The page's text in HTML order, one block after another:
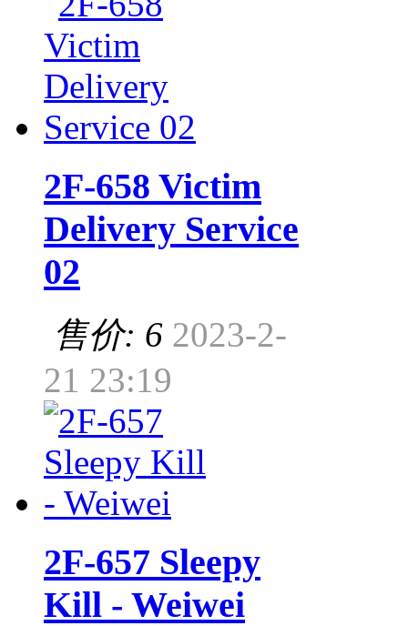
2F-658 Victim
Delivery Service
02
售价: 6 2023-2-
21 23:19
2F-657 Sleepy
Kill - Weiwei